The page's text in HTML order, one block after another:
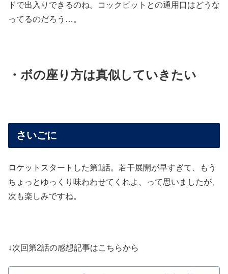
ドで出入りできるのね。コックピットとの通用口はどうな
ってるのだろう…。
・ボの座り方は真似していきたい
さいごに
ロケットスタートした第1話。若干展開が早すぎて、もう
ちょっとゆっくり味わわせてくれよ、って思いましたが、
次も楽しみですね。
↓次回第2話の感想記事はこちらから